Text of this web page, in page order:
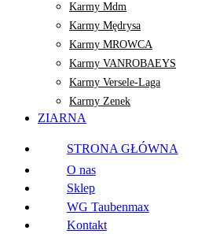
Karmy Mdm
Karmy Mędrysa
Karmy MROWCA
Karmy VANROBAEYS
Karmy Versele-Laga
Karmy Zenek
ZIARNA
STRONA GŁÓWNA
O nas
Sklep
WG Taubenmax
Kontakt